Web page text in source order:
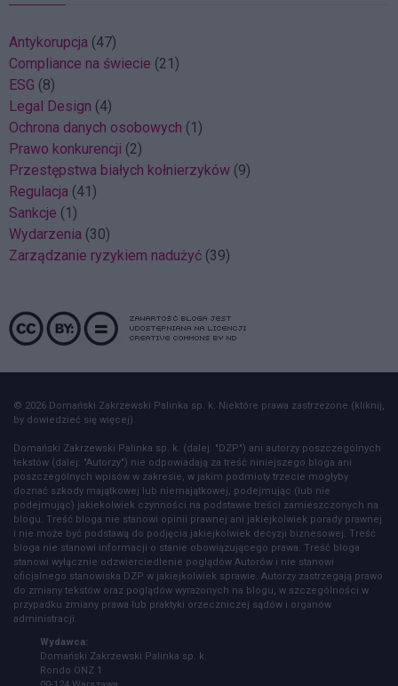
Antykorupcja (47)
Compliance na świecie (21)
ESG (8)
Legal Design (4)
Ochrona danych osobowych (1)
Prawo konkurencji (2)
Przestępstwa białych kołnierzyków (9)
Regulacja (41)
Sankcje (1)
Wydarzenia (30)
Zarządzanie ryzykiem nadużyć (39)
© 2026 Domański Zakrzewski Palinka sp. k. Niektóre prawa zastrzeżone (kliknij,
by dowiedzieć się więcej).
Domański Zakrzewski Palinka sp. k. (dalej: "DZP") ani autorzy poszczególnych
tekstów (dalej: "Autorzy") nie odpowiadają za treść niniejszego bloga ani
poszczególnych wpisów w zakresie, w jakim podmioty trzecie mogłyby
doznać szkody majątkowej lub niemajątkowej, podejmując (lub nie
podejmując) jakiekolwiek czynności na podstawie treści zamieszczonych na
blogu. Treść bloga nie stanowi opinii prawnej ani jakiejkolwiek porady prawnej
i nie może być podstawą do podjęcia jakiejkolwiek decyzji biznesowej. Treść
bloga nie stanowi informacji o stanie obowiązującego prawa. Treść bloga
stanowi wyłącznie odzwierciedlenie poglądów Autorów i nie stanowi
oficjalnego stanowiska DZP w jakiejkolwiek sprawie. Autorzy zastrzegają prawo
do zmiany tekstów oraz poglądów wyrażonych na blogu, w szczególności w
przypadku zmiany prawa lub praktyki orzeczniczej sądów i organów
administracji.
Wydawca:
Domański Zakrzewski Palinka sp. k.
Rondo ONZ 1